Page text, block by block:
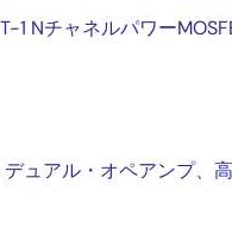
1 Nチャネルパワー
ュアル・オペアンプ、高